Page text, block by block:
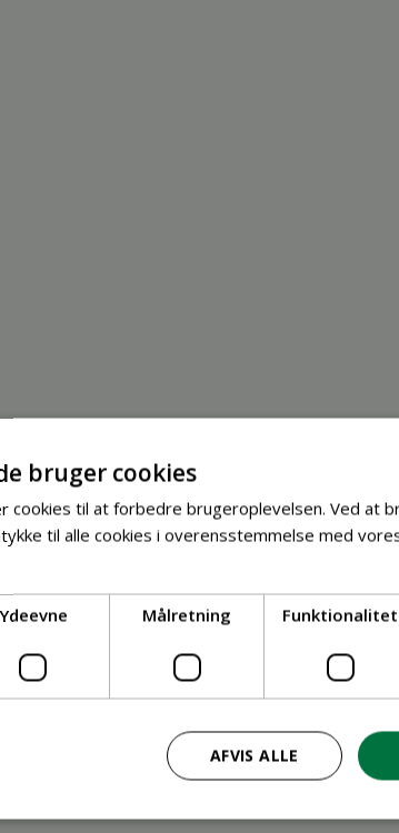
bruger cookies
cookies til at forbedre brugeroplevelsen. Ved at
til alle cookies i overensstemmelse med
Ydeevne Målretning Funktionalitet
AFVIS ALLE